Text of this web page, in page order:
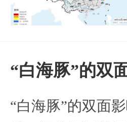
​“白海豚”的双
​“白海豚”的双面